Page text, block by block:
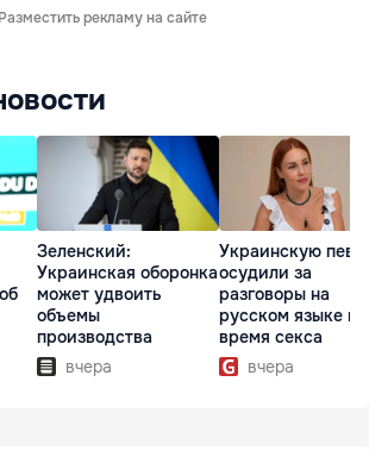
Разместить рекламу на сайте
Зеленский:
Украинская оборонка
может удвоить
объемы
производства
вчера
Украинскую
осудили за
разговоры на
русском языке во
время секса
вчера